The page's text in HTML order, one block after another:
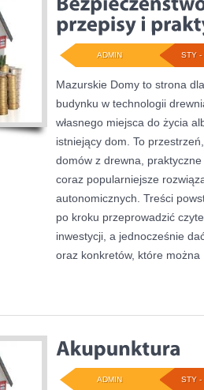
STY -
ADMIN
Mazurskie Domy to strona
budynku w technologii
własnego miejsca do życia
istniejący dom. To
domów z drewna,
coraz popularniejsze
autonomicznych. Treści
po kroku przeprowadzić
inwestycji, a jednocześnie
oraz konkretów, które można
STY -
ADMIN